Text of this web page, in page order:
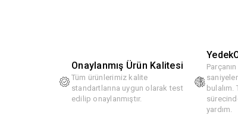
Onaylanmış Ürün Kalitesi
Tüm ürünlerimiz kalite
standartlarına uygun olarak test
edilip onaylanmıştır.
yardım.